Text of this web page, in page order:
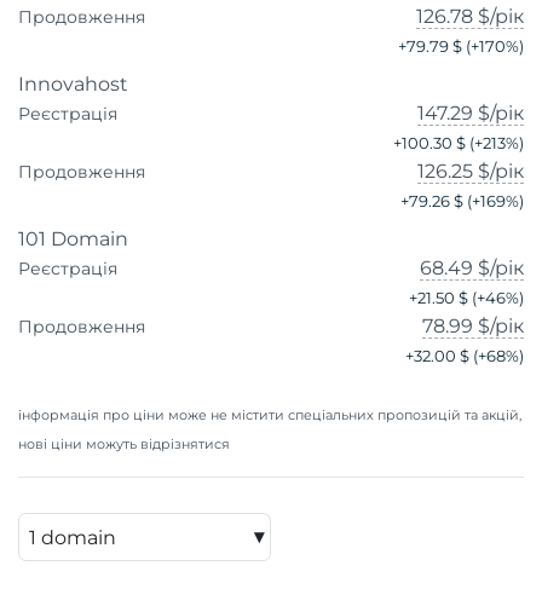
Продовження 126.78 $/рік
+79.79 $ (+170%)
Innovahost
Реєстрація 147.29 $/рік
+100.30 $ (+213%)
Продовження 126.25 $/рік
+79.26 $ (+169%)
101 Domain
Реєстрація 68.49 $/рік
+21.50 $ (+46%)
Продовження 78.99 $/рік
+32.00 $ (+68%)
інформація про ціни може не містити спеціальних пропозицій та акцій,
нові ціни можуть відрізнятися
▾